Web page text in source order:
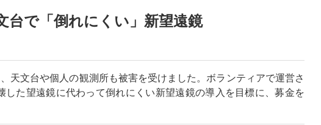
台で「倒れにくい」新望遠鏡
天文台や個人の観測所も被害を受けました。ボランティアで運営さ
た望遠鏡に代わって倒れにくい新望遠鏡の導入を目標に、募金を